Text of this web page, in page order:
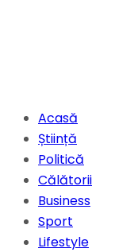
Acasă
Știință
Politică
Călătorii
Business
Sport
Lifestyle